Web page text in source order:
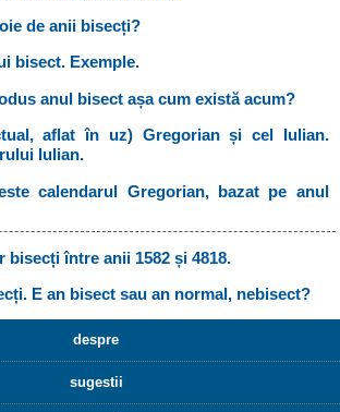
de anii bisecți?
bisect. Exemple.
anul bisect așa cum există acum?
aflat în uz) Gregorian și cel Iulian.
Iulian.
calendarul Gregorian, bazat pe anul
între anii 1582 și 4818.
E an bisect sau an normal, nebisect?
despre
sugestii